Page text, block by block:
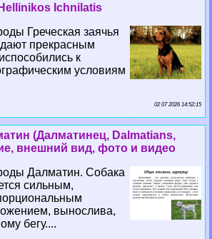
Ichnilatis
Греческая заячья
прекрасным
к
условиям
02 07 2026 14:52:15
(Далматинец, Dalmatians,
внешний вид, фото и видео
Далматин. Собака
сильным,
вынослива,
бегу....